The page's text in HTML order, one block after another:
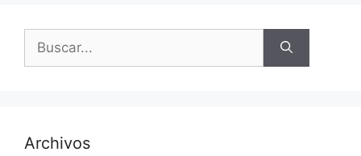
Buscar:
Archivos